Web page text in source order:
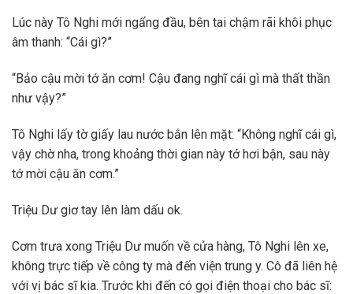
Lúc này Tô Nghi mới ngẩng đầu, bên tai chậm rãi khôi phục
âm thanh: “Cái gì?”
“Bảo cậu mời tớ ăn cơm! Cậu đang nghĩ cái gì mà thất thần
như vậy?”
Tô Nghi lấy tờ giấy lau nước bắn lên mặt: “Không nghĩ cái gì,
vậy chờ nha, trong khoảng thời gian này tớ hơi bận, sau này
tớ mời cậu ăn cơm.”
Triệu Dư giơ tay lên làm dấu ok.
Cơm trưa xong Triệu Dư muốn về cửa hàng, Tô Nghi lên xe,
không trực tiếp về công ty mà đến viện trung y. Cô đã liên hệ
với vị bác sĩ kia. Trước khi đến có gọi điện thoại cho bác sĩ: